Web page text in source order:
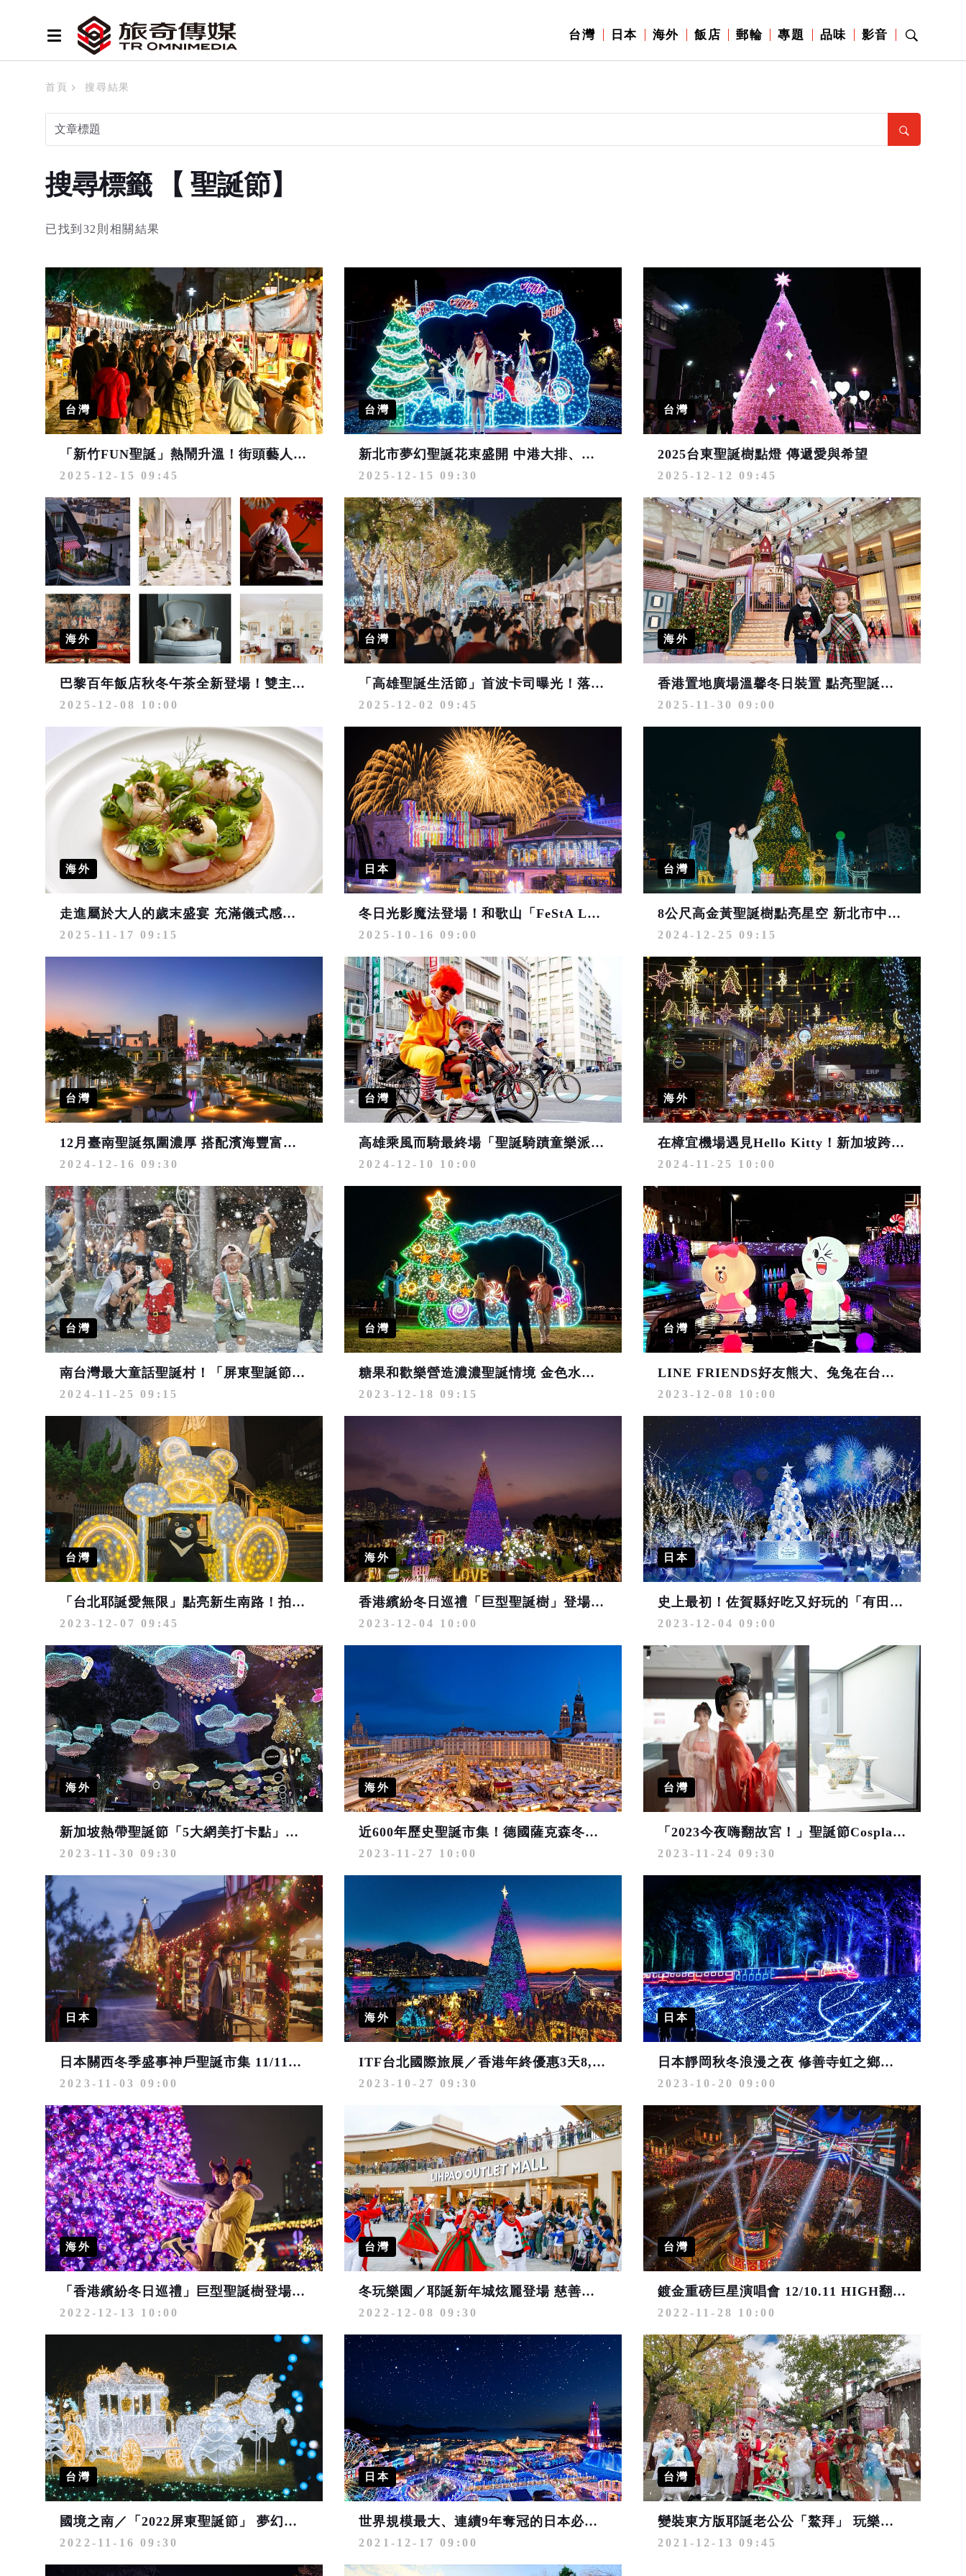
台灣 日本 海外 飯店 郵輪 專題 品味 影音
首頁 搜尋結果
搜尋標籤 【 聖誕節】
已找到32則相關結果
台灣
「新竹FUN聖誕」熱鬧升溫！街頭藝人ｘ聖誕市集ｘ商圈旅宿大串聯
2025-12-15 09:45
台灣
新北市夢幻聖誕花束盛開 中港大排、鴨母港溝點亮絢爛燈海
2025-12-15 09:30
台灣
2025台東聖誕樹點燈 傳遞愛與希望
2025-12-12 09:45
海外
巴黎百年飯店秋冬午茶全新登場！雙主廚聯手 溫暖而美味的療癒時光
2025-12-08 10:00
台灣
「高雄聖誕生活節」首波卡司曝光！落日飛車、滅火器、美秀集團、麋先生及鄭宜農「聖誕黃金週」接力開唱
2025-12-02 09:45
海外
香港置地廣場溫馨冬日裝置 點亮聖誕節的希望與祝福之光
2025-11-30 09:00
海外
走進屬於大人的歲末盛宴 充滿儀式感的英倫風聖誕新年假期
2025-11-17 09:15
日本
冬日光影魔法登場！和歌山「FeStA LuCe」打造夢幻歐風聖誕樂園
2025-10-16 09:00
台灣
8公尺高金黃聖誕樹點亮星空 新北市中港大排、鴨母港溝絢爛燈海登場
2024-12-25 09:15
台灣
12月臺南聖誕氛圍濃厚 搭配濱海豐富生態 旅行正當時
2024-12-16 09:30
台灣
高雄乘風而騎最終場「聖誕騎蹟童樂派對」12/15左營熱鬧登場
2024-12-10 10:00
海外
在樟宜機場遇見Hello Kitty！新加坡跨年攻略 一路玩到2025年
2024-11-25 10:00
台灣
南台灣最大童話聖誕村！「屏東聖誕節」首次雙主燈登場
2024-11-25 09:15
台灣
糖果和歡樂營造濃濃聖誕情境 金色水岸光雕引人走進童話世界
2023-12-18 09:15
台灣
LINE FRIENDS好友熊大、兔兔在台中 一起歡慶耶誕嘉年華！
2023-12-08 10:00
台灣
「台北耶誕愛無限」點亮新生南路！拍美照抽拍立得 消費滿百抽生活精品
2023-12-07 09:45
海外
香港繽紛冬日巡禮「巨型聖誕樹」登場 綻放全新聖誕限定煙火
2023-12-04 10:00
日本
史上最初！佐賀縣好吃又好玩的「有田棉花糖聖誕節」來了！
2023-12-04 09:00
海外
新加坡熱帶聖誕節「5大網美打卡點」隨手一拍都美爆
2023-11-30 09:30
海外
近600年歷史聖誕市集！德國薩克森冬日浪漫遊 還有帶來幸運的聖誕大餐
2023-11-27 10:00
台灣
「2023今夜嗨翻故宮！」聖誕節Cosplay一起進宮去 早鳥優惠票開賣
2023-11-24 09:30
日本
日本關西冬季盛事神戶聖誕市集 11/11起搶先登場
2023-11-03 09:00
海外
ITF台北國際旅展／香港年終優惠3天8,888元起 週末不加價
2023-10-27 09:30
日本
日本靜岡秋冬浪漫之夜 修善寺虹之鄉點燈10/20開跑
2023-10-20 09:00
海外
「香港繽紛冬日巡禮」巨型聖誕樹登場 多媒體匯演帶動跨年氛圍
2022-12-13 10:00
台灣
冬玩樂園／耶誕新年城炫麗登場 慈善路跑12/10精彩接力
2022-12-08 09:30
台灣
鍍金重磅巨星演唱會 12/10.11 HIGH翻新北耶誕城
2022-11-28 10:00
台灣
國境之南／「2022屏東聖誕節」 夢幻冰雪世界浪漫點燈
2022-11-16 09:30
日本
世界規模最大、連續9年奪冠的日本必看彩燈～豪斯登堡
2021-12-17 09:00
台灣
變裝東方版耶誕老公公「鰲拜」 玩樂園免門票！
2021-12-13 09:45